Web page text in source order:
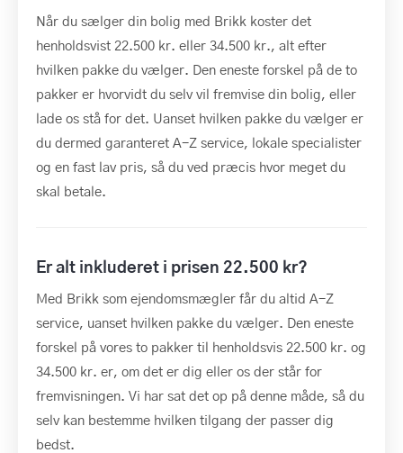
Når du sælger din bolig med Brikk koster det
henholdsvist 22.500 kr. eller 34.500 kr., alt efter
hvilken pakke du vælger. Den eneste forskel på de to
pakker er hvorvidt du selv vil fremvise din bolig, eller
lade os stå for det. Uanset hvilken pakke du vælger er
du dermed garanteret A-Z service, lokale specialister
og en fast lav pris, så du ved præcis hvor meget du
skal betale.
Er alt inkluderet i prisen 22.500 kr?
Med Brikk som ejendomsmægler får du altid A-Z
service, uanset hvilken pakke du vælger. Den eneste
forskel på vores to pakker til henholdsvis 22.500 kr. og
34.500 kr. er, om det er dig eller os der står for
fremvisningen. Vi har sat det op på denne måde, så du
selv kan bestemme hvilken tilgang der passer dig
bedst.